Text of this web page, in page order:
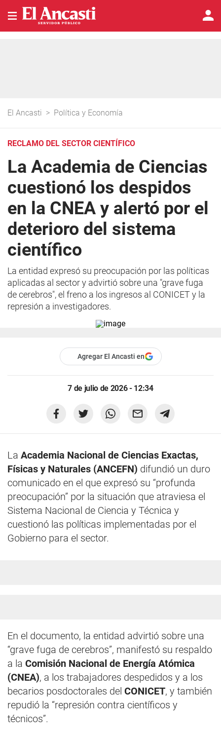
El Ancasti > Política y Economía
RECLAMO DEL SECTOR CIENTÍFICO
La Academia de Ciencias
cuestionó los despidos
en la CNEA y alertó por el
deterioro del sistema
científico
La entidad expresó su preocupación por las políticas
aplicadas al sector y advirtió sobre una "grave fuga
de cerebros", el freno a los ingresos al CONICET y la
represión a investigadores.
Agregar El Ancasti en
7 de julio de 2026 - 12:34
La Academia Nacional de Ciencias Exactas,
Físicas y Naturales (ANCEFN) difundió un duro
comunicado en el que expresó su “profunda
preocupación” por la situación que atraviesa el
Sistema Nacional de Ciencia y Técnica y
cuestionó las políticas implementadas por el
Gobierno para el sector.
En el documento, la entidad advirtió sobre una
“grave fuga de cerebros”, manifestó su respaldo
a la Comisión Nacional de Energía Atómica
(CNEA), a los trabajadores despedidos y a los
becarios posdoctorales del CONICET, y también
repudió la “represión contra científicos y
técnicos”.